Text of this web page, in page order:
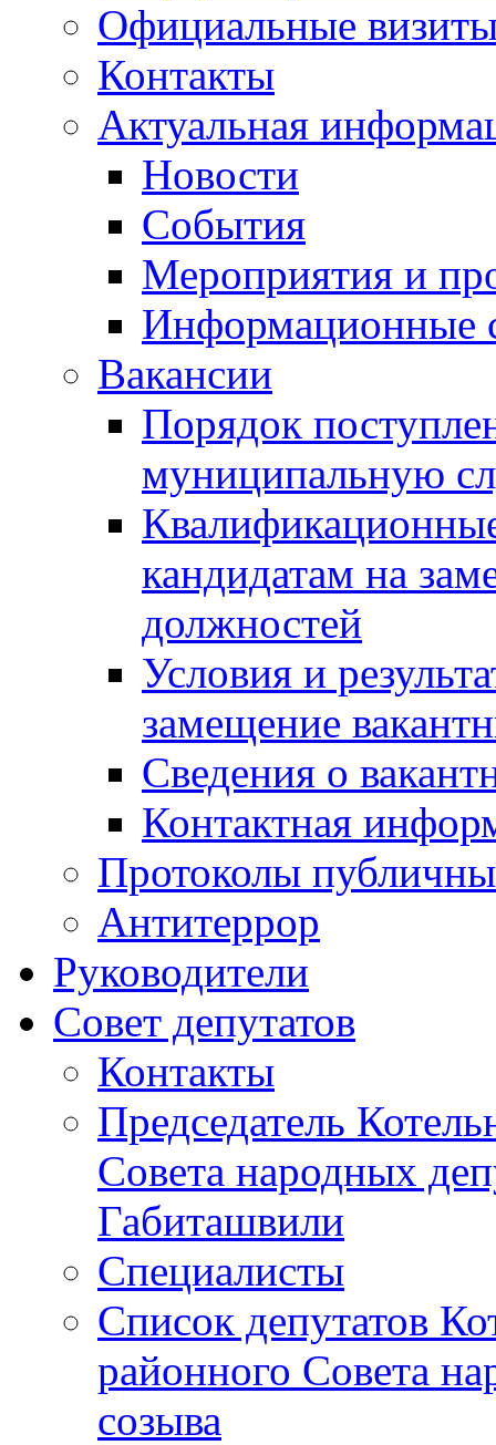
Официальные
Контакты
Актуальная
Новости
События
Мероприятия и
Информационные
Вакансии
Порядок
муниципальную
кандидатам на
должностей
Условия и
замещение
Сведения о
Контактная
Протоколы
Антитеррор
Руководители
Совет депутатов
Контакты
Председатель
Совета народных
Габиташвили
Специалисты
Список депутатов
районного Совета
созыва